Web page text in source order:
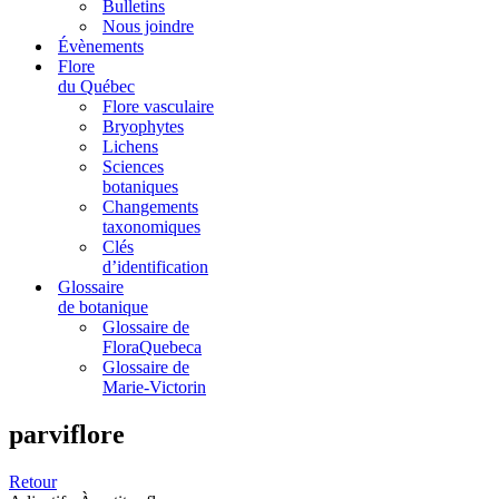
Bulletins
Nous joindre
Évènements
Flore
du Québec
Flore vasculaire
Bryophytes
Lichens
Sciences
botaniques
Changements
taxonomiques
Clés
d’identification
Glossaire
de botanique
Glossaire de
FloraQuebeca
Glossaire de
Marie-Victorin
parviflore
Retour